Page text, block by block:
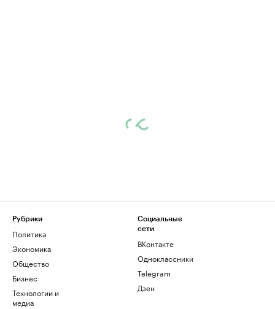
Рубрики
Политика
Экономика
Общество
Бизнес
Технологии и
медиа
Социальные
сети
ВКонтакте
Одноклассники
Telegram
Дзен